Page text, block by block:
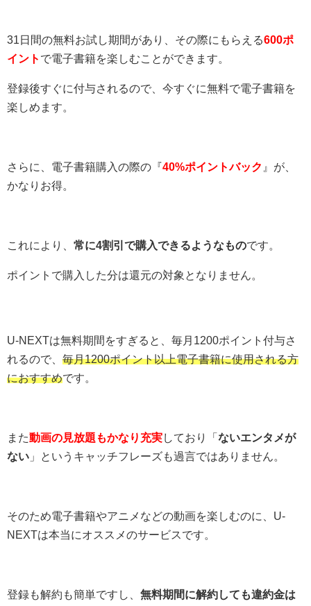
31日間の無料お試し期間があり、その際にもらえる600ポ
イント で電子書籍を楽しむことができます。
登録後すぐに付与されるので、今すぐに無料で電子書籍を
楽しめます。
さらに、電子書籍購入の際の『40%ポイントバック 』が、
かなりお得。
これにより、 常に4割引で購入できるようなものです。
ポイントで購入した分は還元の対象となりません。
U-NEXTは無料期間をすぎると、毎月1200ポイント付与さ
れるので、 毎月1200ポイント以上電子書籍に使用される方
におすすめです。
また動画の見放題もかなり充実しており「 ないエンタメが
ない 」というキャッチフレーズも過言ではありません。
そのため電子書籍やアニメなどの動画を楽しむのに、U-
NEXTは本当にオススメのサービスです。
登録も解約も簡単ですし、 無料期間に解約しても違約金は